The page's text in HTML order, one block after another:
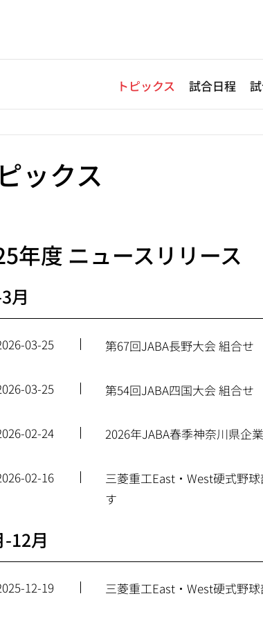
トピックス 試合日程
ックス
年度 ニュースリリース
月
03-25 第67回JABA長野大会 組合せ
03-25 第54回JABA四国大会 組合せ
02-24 2026年JABA春季神奈川県企
02-16
三菱重工East・West硬式野
す
12月
12-19 三菱重工East・West硬式野